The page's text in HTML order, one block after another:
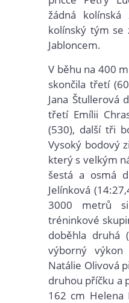
žádná
kolínský tým
Jabloncem.
V běhu na 400
skončila třetí
Jana Štullerová
třetí Emílii
(530), další tři
Vysoký bodový
který s velkým
šestá a osmá
Jelínková
3000 metrů
tréninkové
doběhla druhá
výborný výkon
Natálie Olivová
druhou příčku a
162 cm Helena